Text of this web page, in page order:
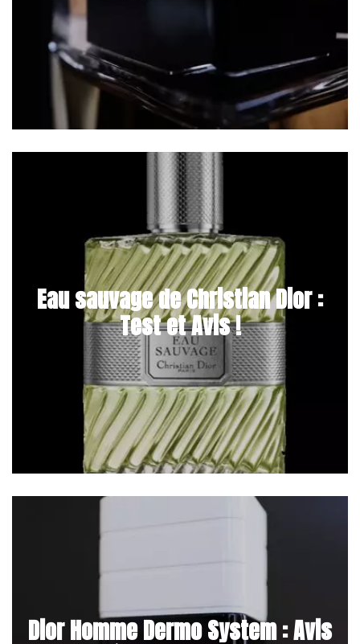
Eau sauvage de Christian Dior :
Test et Avis !
Dior Homme Dermo System : Avis